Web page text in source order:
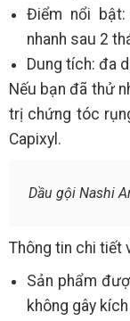
Điểm nổi
nhanh sau 2
Dung tích: đa
Nếu bạn đã thử
trị chứng tóc
Capixyl.
Dầu gội Nashi
Thông tin chi tiết
Sản phẩm
không gây